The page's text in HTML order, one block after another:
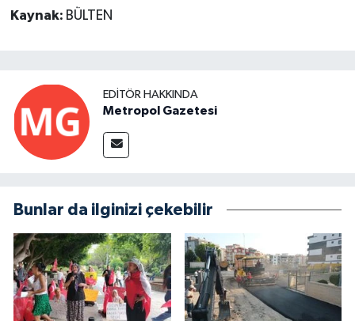
Kaynak: BÜLTEN
EDITÖR HAKKINDA
Metropol Gazetesi
Bunlar da ilginizi çekebilir